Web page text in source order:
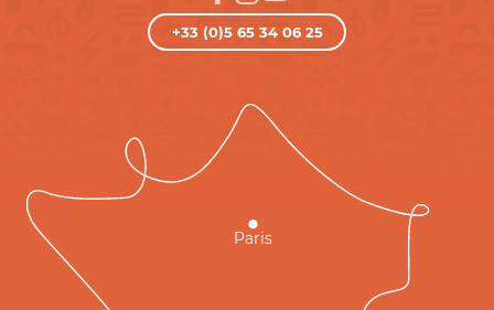
+33 (0)5 65 34 06 25
Paris